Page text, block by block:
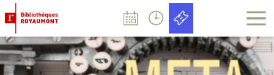
Panneau de gestion des cookies